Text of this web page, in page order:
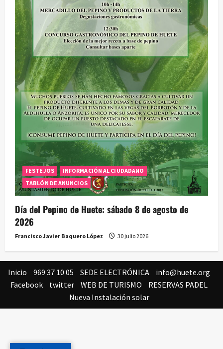
FESTEJOS
INFORMACIÓN AL CIUDADANO
TABLÓN DE ANUNCIOS
Día del Pepino de Huete: sábado 8 de agosto de
2026
Francisco Javier Baquero López 30 julio 2026
Inicio 969 37 10 05 SEDE ELECTRÓNICA
info@huete.org
Facebook
twitter WEB DE TURISMO
RESERVAS PADEL
Nueva Instalación solar